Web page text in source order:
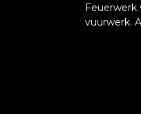
vuurwerk.